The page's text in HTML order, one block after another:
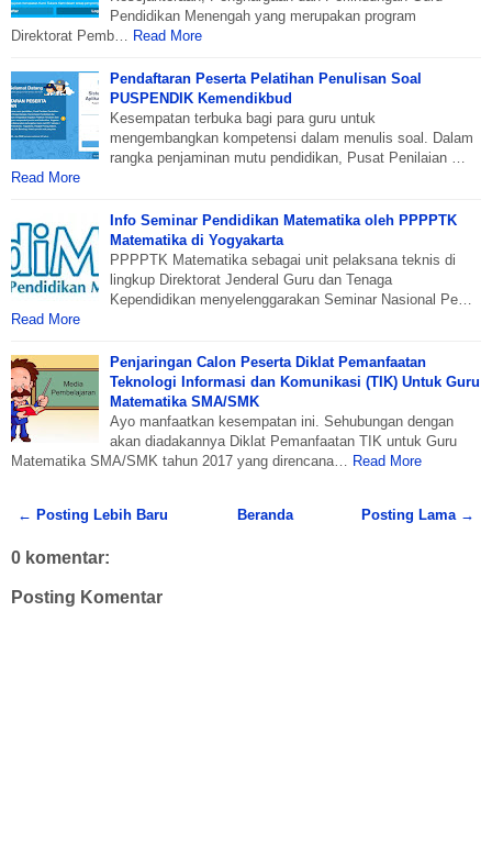
Pendidikan Menengah yang merupakan program
Direktorat Pemb…
Read More
Pendaftaran Peserta Pelatihan Penulisan Soal
PUSPENDIK Kemendikbud
Kesempatan terbuka bagi para guru untuk
mengembangkan kompetensi dalam menulis soal. Dalam
rangka penjaminan mutu pendidikan, Pusat Penilaian …
Read More
Info Seminar Pendidikan Matematika oleh PPPPTK
Matematika di Yogyakarta
PPPPTK Matematika sebagai unit pelaksana teknis di
lingkup Direktorat Jenderal Guru dan Tenaga
Kependidikan menyelenggarakan Seminar Nasional Pe…
Read More
Penjaringan Calon Peserta Diklat Pemanfaatan
Teknologi Informasi dan Komunikasi (TIK) Untuk Guru
Matematika SMA/SMK
Ayo manfaatkan kesempatan ini. Sehubungan dengan
akan diadakannya Diklat Pemanfaatan TIK untuk Guru
Matematika SMA/SMK tahun 2017 yang direncana…
Read More
← Posting Lebih Baru Posting Lama →
Beranda
0 komentar:
Posting Komentar